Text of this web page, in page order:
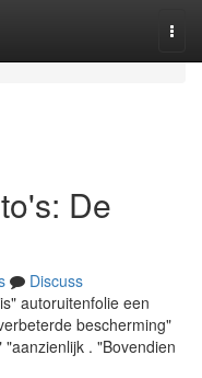
De
Discuss
autoruitenfolie een
bescherming"
. "Bovendien